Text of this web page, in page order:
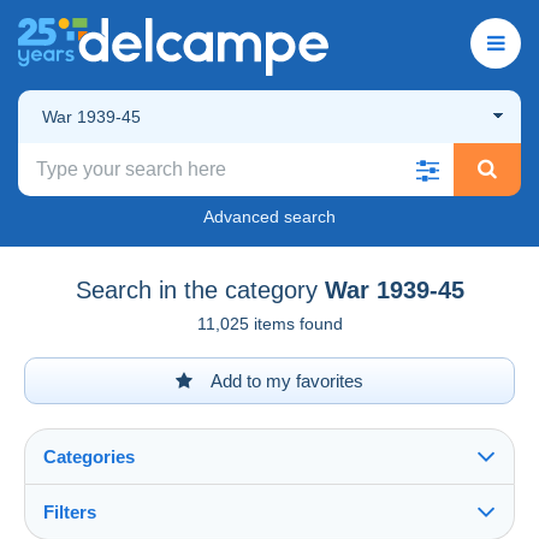
War 1939-45
Advanced search
Search in the category War 1939-45
11,025 items found
Add to my favorites
Categories
Filters